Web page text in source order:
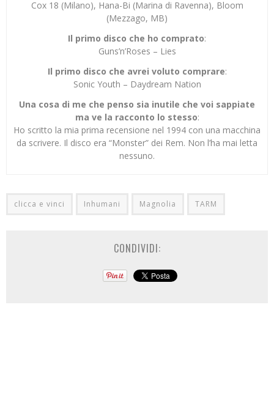
Cox 18 (Milano), Hana-Bi (Marina di Ravenna), Bloom
(Mezzago, MB)
Il primo disco che ho comprato:
Guns’n’Roses – Lies
Il primo disco che avrei voluto comprare:
Sonic Youth – Daydream Nation
Una cosa di me che penso sia inutile che voi sappiate
ma ve la racconto lo stesso:
Ho scritto la mia prima recensione nel 1994 con una macchina
da scrivere. Il disco era “Monster” dei Rem. Non l’ha mai letta
nessuno.
clicca e vinci Inhumani Magnolia TARM
CONDIVIDI: